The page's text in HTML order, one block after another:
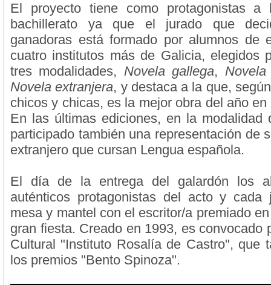
El proyecto tiene como protagonistas a
bachillerato ya que el jurado que
ganadoras está formado por alumnos de
cuatro institutos más de Galicia, elegidos
tres modalidades, Novela gallega,
Novela extranjera, y destaca a la que,
chicos y chicas, es la mejor obra del año
En las últimas ediciones, en la modalidad
participado también una representación de
extranjero que cursan Lengua española.
El día de la entrega del galardón los
auténticos protagonistas del acto y cada
mesa y mantel con el escritor/a premiado
gran fiesta. Creado en 1993, es convocado
Cultural "Instituto Rosalía de Castro", que
los premios "Bento Spinoza".